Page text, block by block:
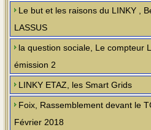
Le but et les raisons du LINKY ,
LASSUS
la question sociale, Le compteur
émission 2
LINKY ETAZ, les Smart Grids
Foix, Rassemblement devant le
Février 2018